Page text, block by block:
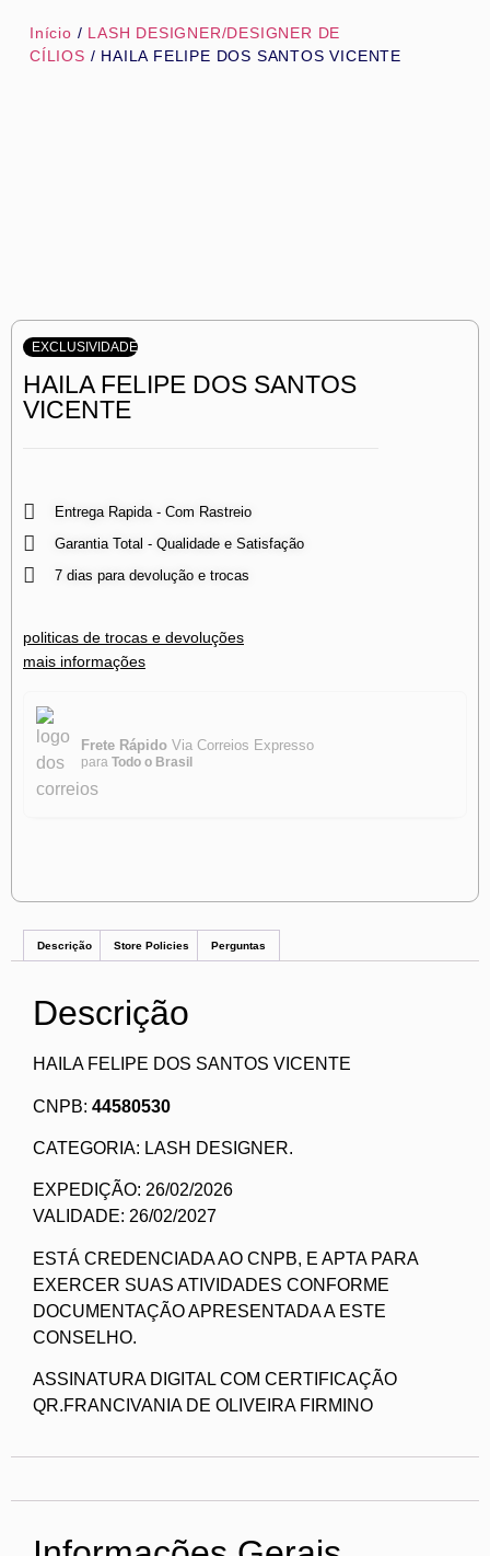
Início / LASH DESIGNER/DESIGNER DE
CÍLIOS / HAILA FELIPE DOS SANTOS VICENTE
EXCLUSIVIDADE
HAILA FELIPE DOS SANTOS
VICENTE
Entrega Rapida - Com Rastreio
Garantia Total - Qualidade e Satisfação
7 dias para devolução e trocas
politicas de trocas e devoluções
mais informações
Frete Rápido Via Correios Expresso
para Todo o Brasil
Descrição Store Policies Perguntas
Descrição
HAILA FELIPE DOS SANTOS VICENTE
CNPB: 44580530
CATEGORIA: LASH DESIGNER.
EXPEDIÇÃO: 26/02/2026
VALIDADE: 26/02/2027
ESTÁ CREDENCIADA AO CNPB, E APTA PARA
EXERCER SUAS ATIVIDADES CONFORME
DOCUMENTAÇÃO APRESENTADA A ESTE
CONSELHO.
ASSINATURA DIGITAL COM CERTIFICAÇÃO
QR.FRANCIVANIA DE OLIVEIRA FIRMINO